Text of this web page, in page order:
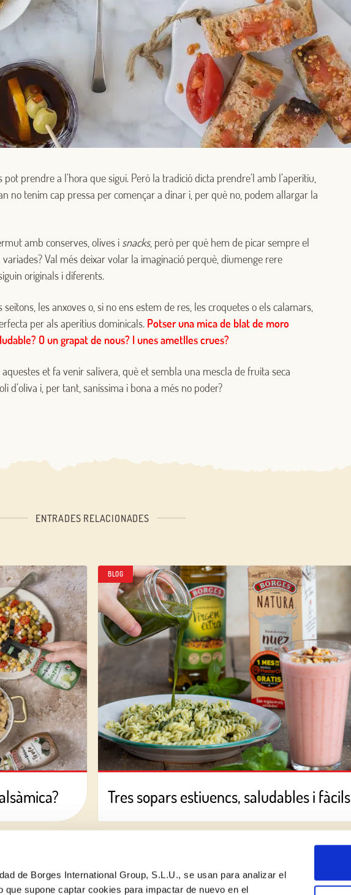
de Borges International Group, S.L.U., se usan para analizar el
supone captar cookies para impactar de nuevo en el
prendre a l’hora que sigui. Però la tradició dicta prendre’l amb l’aperitiu,
no tenim cap pressa per començar a dinar i, per què no, podem allargar la
amb conserves, olives i snacks, però per què hem de picar sempre el
Val més deixar volar la imaginació perquè, diumenge rere
originals i diferents.
les anxoves o, si no ens estem de res, les croquetes o els calamars,
per als aperitius dominicals. Potser una mica de blat de moro
O un grapat de nous? I unes ametlles crues?
et fa venir salivera, què et sembla una mescla de fruita seca
d’oliva i, per tant, saníssima i bona a més no poder?
ENTRADES RELACIONADES
BLOG
Tres sopars estiuencs, saludables i fàcils
Inicia sessió amb Facebook
LA TEVA ADREÇA DE CORREU ELECTRÒNIC
Inicia sessió